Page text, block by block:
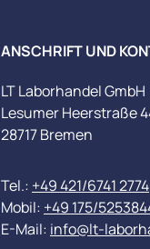
ANSCHRIFT UND
LT Laborhandel GmbH
Lesumer Heerstraße
28717 Bremen
Tel.: +49 421/6741 2774
Mobil: +49 175/
E-Mail: info@lt-